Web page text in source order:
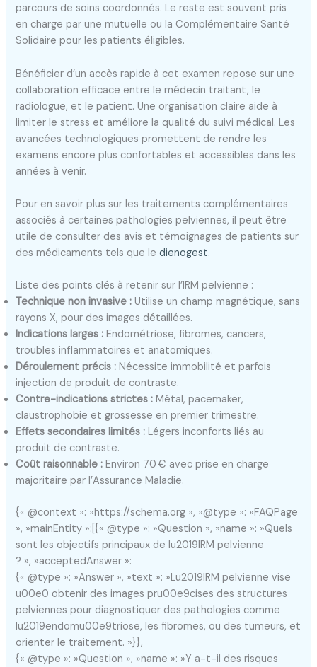
parcours de soins coordonnés. Le reste est souvent pris
en charge par une mutuelle ou la Complémentaire Santé
Solidaire pour les patients éligibles.
Bénéficier d’un accès rapide à cet examen repose sur une
collaboration efficace entre le médecin traitant, le
radiologue, et le patient. Une organisation claire aide à
limiter le stress et améliore la qualité du suivi médical. Les
avancées technologiques promettent de rendre les
examens encore plus confortables et accessibles dans les
années à venir.
Pour en savoir plus sur les traitements complémentaires
associés à certaines pathologies pelviennes, il peut être
utile de consulter des avis et témoignages de patients sur
des médicaments tels que ledienogest.
Liste des points clés à retenir sur l’IRM pelvienne :
Technique non invasive : Utilise un champ magnétique, sans
rayons X, pour des images détaillées.
Indications larges : Endométriose, fibromes, cancers,
troubles inflammatoires et anatomiques.
Déroulement précis : Nécessite immobilité et parfois
injection de produit de contraste.
Contre-indications strictes : Métal, pacemaker,
claustrophobie et grossesse en premier trimestre.
Effets secondaires limités : Légers inconforts liés au
produit de contraste.
Coût raisonnable : Environ 70 € avec prise en charge
majoritaire par l’Assurance Maladie.
{« @context »: »https://schema.org », »@type »: »FAQPage
», »mainEntity »:[{« @type »: »Question », »name »: »Quels
sont les objectifs principaux de lu2019IRM pelvienne
? », »acceptedAnswer »:
{« @type »: »Answer », »text »: »Lu2019IRM pelvienne vise
u00e0 obtenir des images pru00e9cises des structures
pelviennes pour diagnostiquer des pathologies comme
lu2019endomu00e9triose, les fibromes, ou des tumeurs, et
orienter le traitement. »}},
{« @type »: »Question », »name »: »Y a-t-il des risques